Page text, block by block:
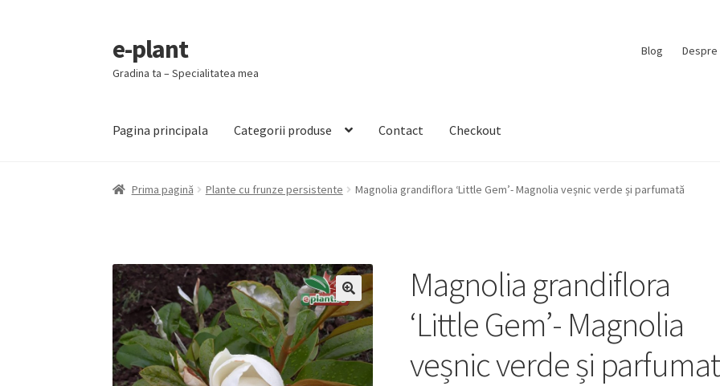
Sari
la
navigare
Sari
la
conținut
e-plant
Gradina ta – Specialitatea mea
Blog Despre
Pagina principala Categorii produse Contact Checkout
Prima pagină Plante cu frunze persistente Magnolia grandiflora ‘Little Gem’- Magnolia veșnic verde și parfumată
🔍
Magnolia grandiflora
‘Little Gem’- Magnolia
veșnic verde și